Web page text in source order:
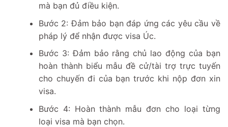
mà bạn đủ điều kiện.
Bước 2: Đảm bảo bạn đáp ứng các yêu cầu về
pháp lý để nhận được visa Úc.
Bước 3: Đảm bảo rằng chủ lao động của bạn
hoàn thành biểu mẫu đề cử/tài trợ trực tuyến
cho chuyến đi của bạn trước khi nộp đơn xin
visa.
Bước 4: Hoàn thành mẫu đơn cho loại từng
loại visa mà bạn chọn.